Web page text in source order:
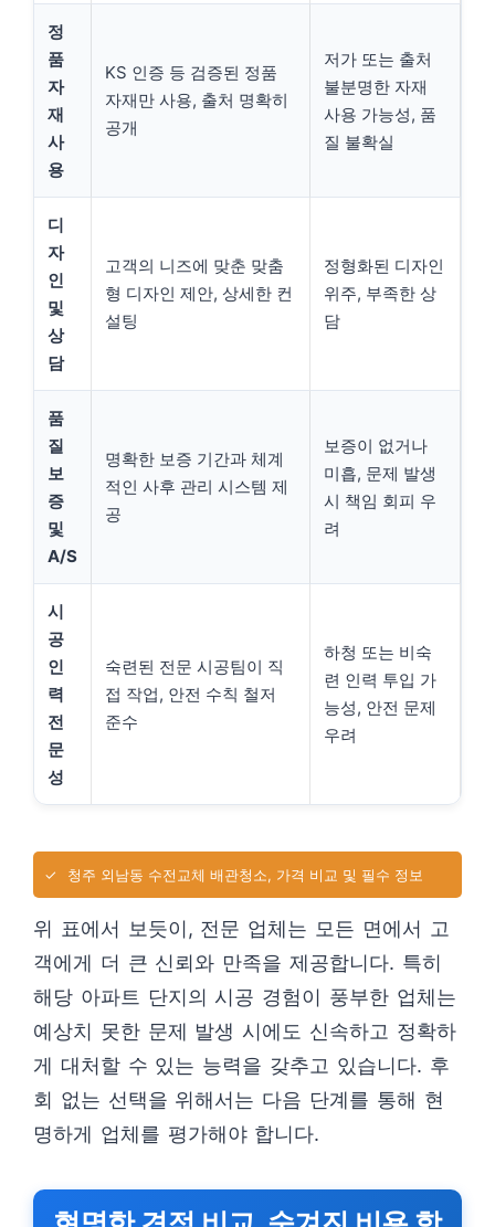
정
품
자
재
사
용
KS 인증 등 검증된 정품
자재만 사용, 출처 명확히
공개
저가 또는 출처
불분명한 자재
사용 가능성, 품
질 불확실
디
자
인
및
상
담
고객의 니즈에 맞춘 맞춤
형 디자인 제안, 상세한 컨
설팅
정형화된 디자인
위주, 부족한 상
담
품
질
보
증
및
A/S
명확한 보증 기간과 체계
적인 사후 관리 시스템 제
공
보증이 없거나
미흡, 문제 발생
시 책임 회피 우
려
시
공
인
력
전
문
성
숙련된 전문 시공팀이 직
접 작업, 안전 수칙 철저
준수
하청 또는 비숙
련 인력 투입 가
능성, 안전 문제
우려
✓ 청주 외남동 수전교체 배관청소, 가격 비교 및 필수 정보
위 표에서 보듯이, 전문 업체는 모든 면에서 고
객에게 더 큰 신뢰와 만족을 제공합니다. 특히
해당 아파트 단지의 시공 경험이 풍부한 업체는
예상치 못한 문제 발생 시에도 신속하고 정확하
게 대처할 수 있는 능력을 갖추고 있습니다. 후
회 없는 선택을 위해서는 다음 단계를 통해 현
명하게 업체를 평가해야 합니다.